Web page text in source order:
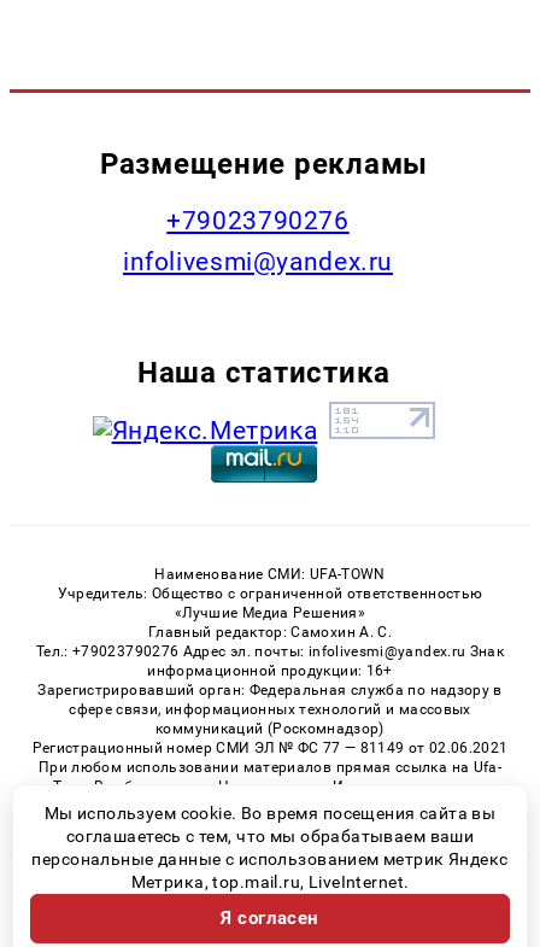
Размещение рекламы
+79023790276
infolivesmi@yandex.ru
Наша статистика
Наименование СМИ: UFA-TOWN
Учредитель: Общество с ограниченной ответственностью
«Лучшие Медиа Решения»
Главный редактор: Самохин А. С.
Тел.: +79023790276 Адрес эл. почты: infolivesmi@yandex.ru Знак
информационной продукции: 16+
Зарегистрировавший орган: Федеральная служба по надзору в
сфере связи, информационных технологий и массовых
коммуникаций (Роскомнадзор)
Регистрационный номер СМИ ЭЛ № ФС 77 — 81149 от 02.06.2021
При любом использовании материалов прямая ссылка на Ufa-
Town.Ru обязательна. Цитирование в Интернете возможно
только при наличии письменного разрешения.
© 2026 «Ufa-Town» | Все права защищены
Возрастная категория сайта 16+
Мы используем cookie. Во время посещения сайта вы
соглашаетесь с тем, что мы обрабатываем ваши
персональные данные с использованием метрик Яндекс
Метрика, top.mail.ru, LiveInternet.
Я согласен